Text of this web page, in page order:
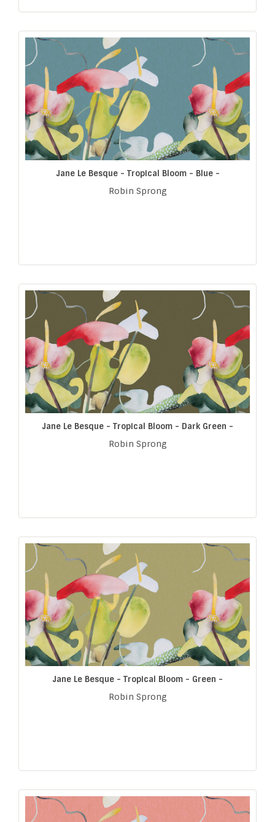
Jane Le Besque - Tropical Bloom - Blue -
Robin Sprong
Jane Le Besque - Tropical Bloom - Dark Green -
Robin Sprong
Jane Le Besque - Tropical Bloom - Green -
Robin Sprong